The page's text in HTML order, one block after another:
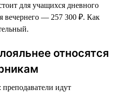
для учащихся дневного
вечернего — 257 300 ₽. Как
относятся
идут